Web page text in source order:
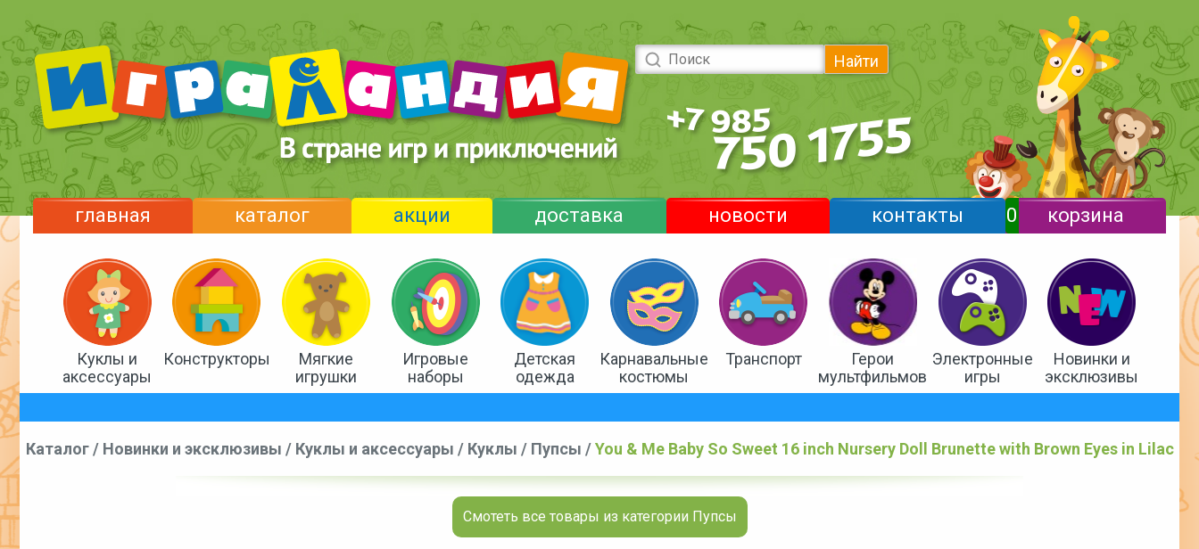
Найти
главная каталог акции доставка новости контакты 0 корзина
Куклы и
аксессуары
Конструкторы
Мягкие
игрушки
Игровые
наборы
Детская
одежда
Карнавальные
костюмы
Транспорт
Герои
мультфильмов
Электронные
игры
Новинки и
эксклюзивы
Каталог/ Новинки и эксклюзивы / Куклы и аксессуары / Куклы / Пупсы /You & Me Baby So Sweet 16 inch Nursery Doll Brunette with Brown Eyes in Lilac
Смотеть все товары из категории Пупсы